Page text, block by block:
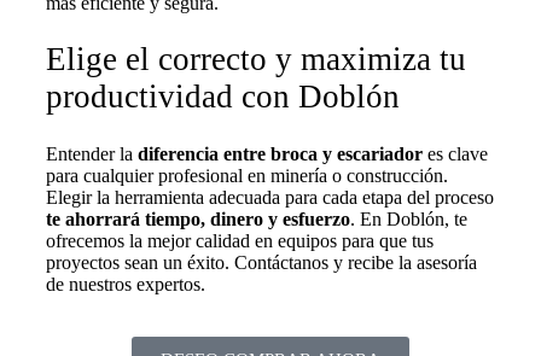
Elige el correcto y maximiza tu
productividad con Doblón
Entender la diferencia entre broca y escariador es clave
para cualquier profesional en minería o construcción.
Elegir la herramienta adecuada para cada etapa del proceso
te ahorrará tiempo, dinero y esfuerzo. En Doblón, te
ofrecemos la mejor calidad en equipos para que tus
proyectos sean un éxito. Contáctanos y recibe la asesoría
de nuestros expertos.